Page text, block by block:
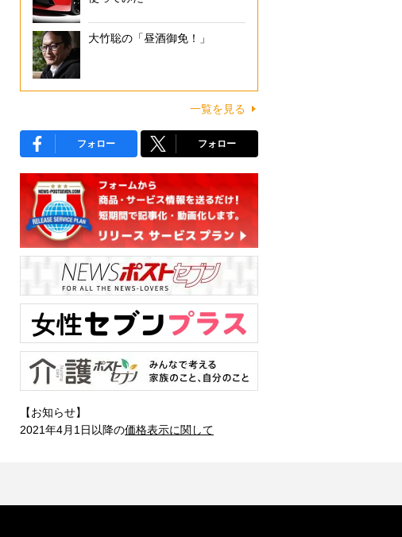
大竹聡の「昼酒御免！」
一覧を見る
フォロー フォロー
【お知らせ】
2021年4月1日以降の価格表示に関して